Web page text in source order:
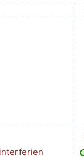
Mittwoch, 4.